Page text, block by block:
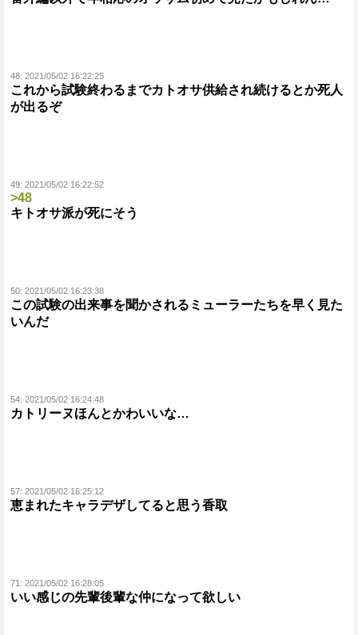
48: 2021/05/02 16:22:25
これから試験終わるまでカトオサ供給され続けるとか死人
が出るぞ
49: 2021/05/02 16:22:52
>48
キトオサ派が死にそう
50: 2021/05/02 16:23:38
この試験の出来事を聞かされるミューラーたちを早く見た
いんだ
54: 2021/05/02 16:24:48
カトリーヌほんとかわいいな…
57: 2021/05/02 16:25:12
恵まれたキャラデザしてると思う香取
71: 2021/05/02 16:28:05
いい感じの先輩後輩な仲になって欲しい